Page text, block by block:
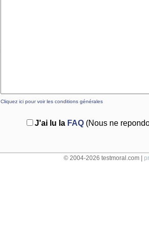
Cliquez ici pour voir les conditions générales
J'ai lu la FAQ (Nous ne
© 2004-2026 testmoral.com |